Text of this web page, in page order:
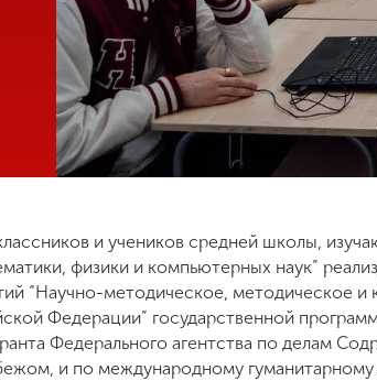
и учеников средней школы,
физики и компьютерных наук”
“Научно-методическое, методическое и
Федерации” государственной
Федерального агентства по делам
и по международному гуманитарному